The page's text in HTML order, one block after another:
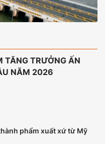
TĂNG TRƯỞNG ẤN
NĂM 2026
phẩm xuất xứ từ Mỹ